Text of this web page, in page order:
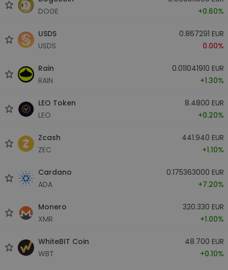
DOGE
+0.60%
USDS
USDS
0.867291 EUR
0.00%
Rain
RAIN
0.011041910 EUR
+1.30%
LEO Token
LEO
8.4800 EUR
+0.20%
Zcash
ZEC
441.940 EUR
+1.10%
Cardano
ADA
0.175363000 EUR
+7.20%
Monero
XMR
320.330 EUR
+1.00%
WhiteBIT Coin
WBT
48.700 EUR
+0.10%